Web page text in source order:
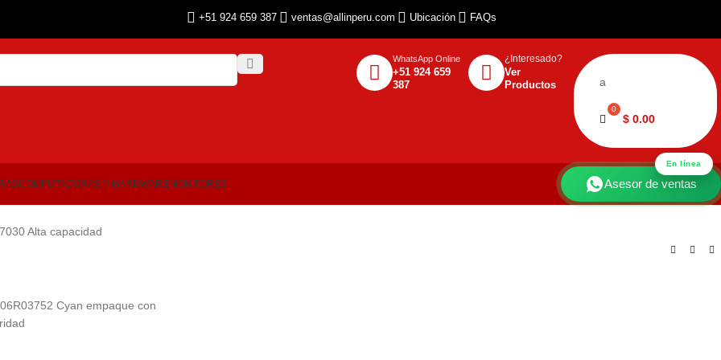
+51 924 659 387 ventas@allinperu.com Ubicación FAQs
WhatsApp Online
+51 924 659
387
¿Interesado?
Ver
Productos
a
$ 0.00
COMPUTADORAS Y HARDWAREMONITORES
En línea
Asesor de ventas
Alta capacidad